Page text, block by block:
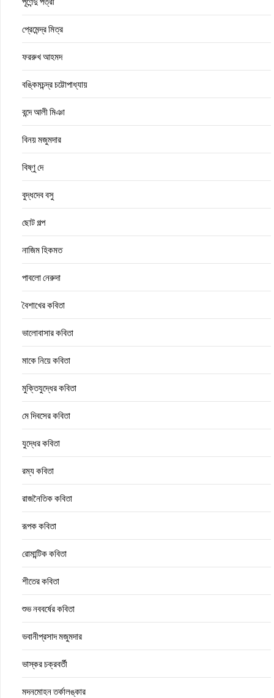
প্রেমেন্দ্র মিত্র
ফররুখ আহমদ
বঙ্কিমচন্দ্র চট্টোপাধ্যায়
বন্দে আলী মিঞা
বিনয় মজুমদার
বিষ্ণু দে
বুদ্ধদেব বসু
ছোট গল্প
নাজিম হিকমত
পাবলো নেরুদা
বৈশাখের কবিতা
ভালোবাসার কবিতা
মাকে নিয়ে কবিতা
মুক্তিযুদ্ধের কবিতা
মে দিবসের কবিতা
যুদ্ধের কবিতা
রম্য কবিতা
রাজনৈতিক কবিতা
রূপক কবিতা
রোমান্টিক কবিতা
শীতের কবিতা
শুভ নববর্ষের কবিতা
ভবানীপ্রসাদ মজুমদার
ভাস্কর চক্রবর্তী
মদনমোহন তর্কালঙ্কার